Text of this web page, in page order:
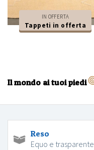
IN OFFERTA
Tappeti in offerta
Il mondo ai tuoi piedi
Reso
Equo e trasparente